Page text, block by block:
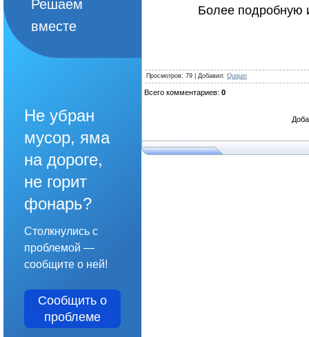
Решаем
вместе
Не убран
мусор, яма
на дороге,
не горит
фонарь?
Столкнулись с
проблемой —
сообщите о ней!
Сообщить о
проблеме
Более подробную
Просмотров: 79 | Добавил: Ququin
Всего комментариев: 0